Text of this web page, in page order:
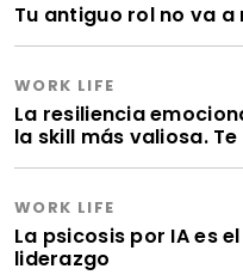
Tu antiguo rol no va a
WORK LIFE
La resiliencia
la skill más valiosa.
WORK LIFE
La psicosis por IA es
liderazgo